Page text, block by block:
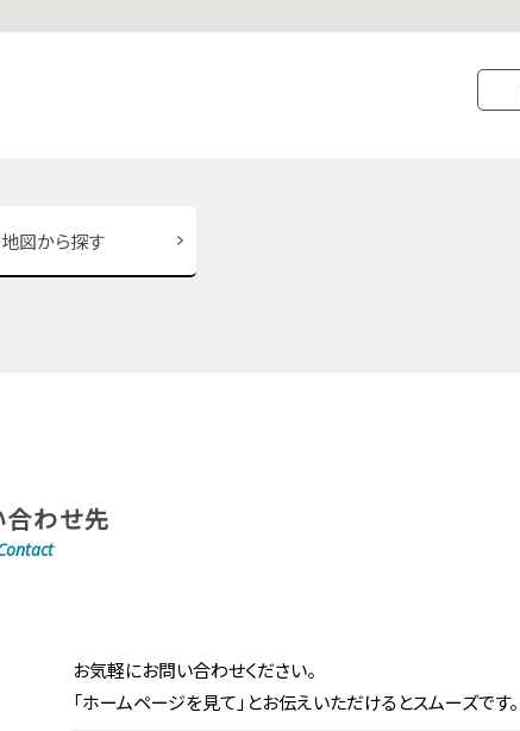
図から探す
合わせ先
お気軽にお問い合わせください。
「ホームページを見て」とお伝えいただけるとスムーズです。